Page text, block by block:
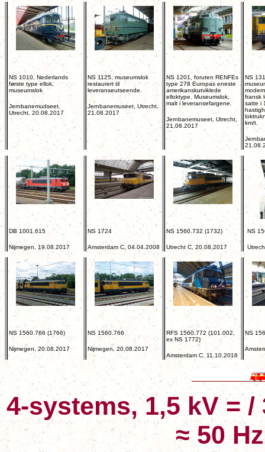
NS 1010, Nederlands
første type ellok,
museumslok
Jernbanemudseet,
Utrecht, 20.08.2017
NS 1125, museumslok
restaurert til
leveranseutseende.
Jernbanemuseet, Utrecht,
21.08.2017
NS 1201, foruten RENFEs
type 278 Europas eneste
amerikanskutviklede
elloktype. Museumslok,
malt i leveransefargene.
Jernbanemuseet, Utrecht,
21.08.2017
NS
fransk
satte i
km/t.
DB 1001.615
Nijmegen, 19.08.2017
NS 1724
Amsterdam C, 04.04.2008
NS 1560.732 (1732)
Utrecht C, 20.08.2017
NS
NS 1560.766 (1766)
Nijmegen, 20.08.2017
NS 1560.766
Nijmegen, 20.08.2017
RFS 1560.772 (101.002,
ex NS 1772)
Amsterdam C, 11.10.2018
NS
4-systems, 1,5 kV =
≈ 50